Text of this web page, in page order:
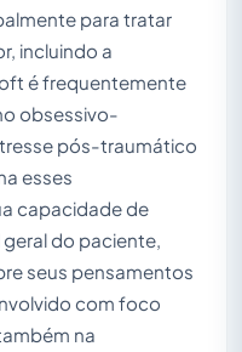
para tratar
incluindo a
é frequentemente
obsessivo-
pós-traumático
esses
capacidade de
do paciente,
seus pensamentos
com foco
na